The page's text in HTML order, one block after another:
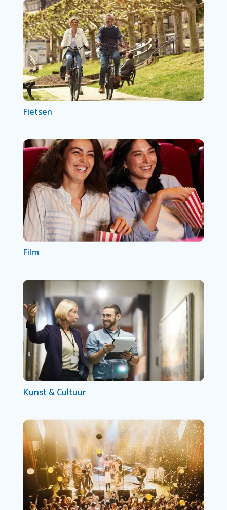
Fietsen
Film
Kunst & Cultuur